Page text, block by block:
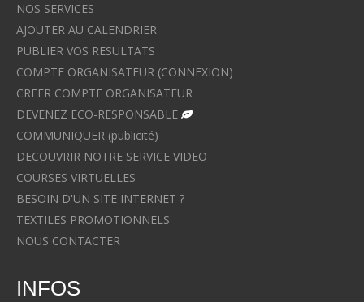
NOS SERVICES
AJOUTER AU CALENDRIER
PUBLIER VOS RESULTATS
COMPTE ORGANISATEUR (CONNEXION)
CREER COMPTE ORGANISATEUR
DEVENEZ ECO-RESPONSABLE
COMMUNIQUER (publicité)
DECOUVRIR NOTRE SERVICE VIDEO
COURSES VIRTUELLES
BESOIN D'UN SITE INTERNET ?
TEXTILES PROMOTIONNELS
NOUS CONTACTER
INFOS